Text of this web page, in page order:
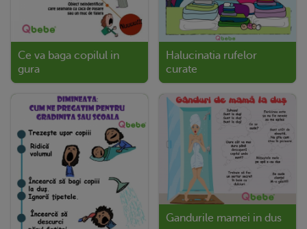
Ce va baga copilul in
gura
Halucinatia rufelor
curate
Gandurile mamei in dus